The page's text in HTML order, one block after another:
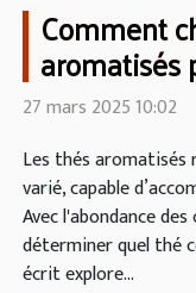
Comment
aromatisés
27 mars 2025 10:02
Les thés aromatisés
varié, capable
Avec l'abondance
déterminer quel thé
écrit explore...